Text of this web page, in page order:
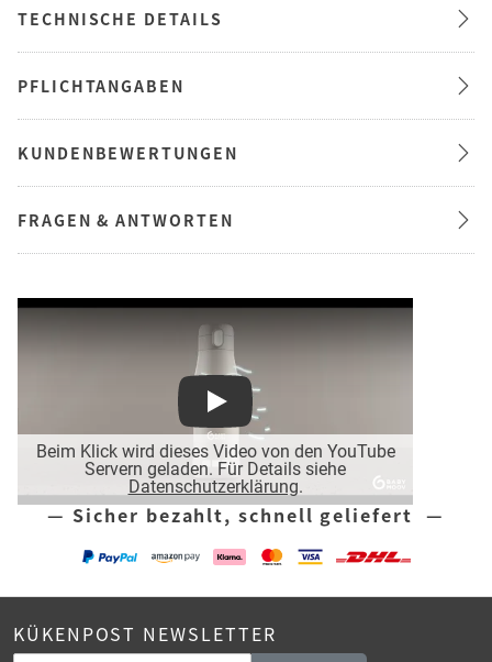
TECHNISCHE DETAILS
PFLICHTANGABEN
KUNDENBEWERTUNGEN
FRAGEN & ANTWORTEN
Beim Klick wird dieses Video von den YouTube
Servern geladen. Für Details siehe
Datenschutzerklärung.
Play
— Sicher bezahlt, schnell geliefert —
KÜKENPOST NEWSLETTER